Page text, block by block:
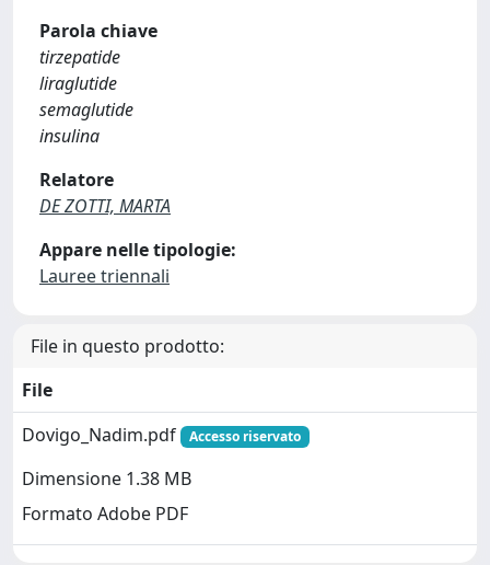
Parola chiave
tirzepatide
liraglutide
semaglutide
insulina
Relatore
DE ZOTTI, MARTA
Appare nelle tipologie:
Lauree triennali
File in questo prodotto:
File
Dovigo_Nadim.pdf
Accesso riservato
Dimensione 1.38 MB
Formato Adobe PDF